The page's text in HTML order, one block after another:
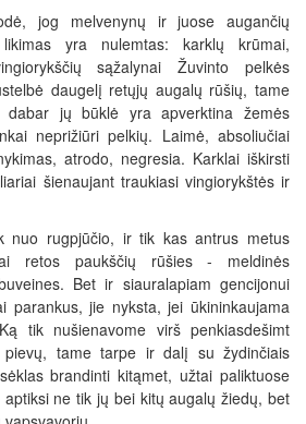
jog melvenynų ir juose augančių
yra nulemtas: karklų krūmai,
sąžalynai Žuvinto pelkės
daugelį retųjų augalų rūšių, tame
jų būklė yra apverktina žemės
neprižiūri pelkių. Laimė, absoliučiai
atrodo, negresia. Karklai iškirsti
šienaujant traukiasi vingiorykštės ir
nuo rugpjūčio, ir tik kas antrus metus
retos paukščių rūšies - meldinės
Bet ir siauralapiam gencijonui
parankus, jie nyksta, jei ūkininkaujama
tik nušienavome virš penkiasdešimt
tame tarpe ir dalį su žydinčiais
brandinti kitąmet, užtai paliktuose
ne tik jų bei kitų augalų žiedų, bet